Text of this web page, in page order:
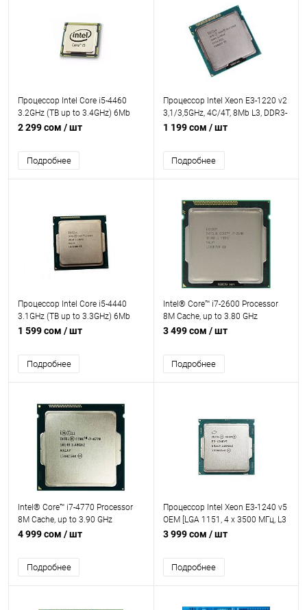
Процессор Intel Core i5-4460
3.2GHz (TB up to 3.4GHz) 6Mb
2xDDR3-1600 HDGraphics4600
2 299 сом / шт
Подробнее
Процессор Intel Xeon E3-1220 v2
3,1/3,5GHz, 4C/4T, 8Mb L3, DDR3-
1600, TDP-69W, LGA1155, OEM
1 199 сом / шт
Подробнее
Процессор Intel Core i5-4440
3.1GHz (TB up to 3.3GHz) 6Mb
2xDDR3-1600 HDGraphics4600
1 599 сом / шт
Подробнее
Intel® Core™ i7-2600 Processor
8M Cache, up to 3.80 GHz
3 499 сом / шт
Подробнее
Intel® Core™ i7-4770 Processor
8M Cache, up to 3.90 GHz
4 999 сом / шт
Подробнее
Процессор Intel Xeon E3-1240 v5
OEM [LGA 1151, 4 x 3500 МГц, L3
- 8 МБ, 2хDDR3L, DDR4-2133 МГц,
3 999 сом / шт
Подробнее